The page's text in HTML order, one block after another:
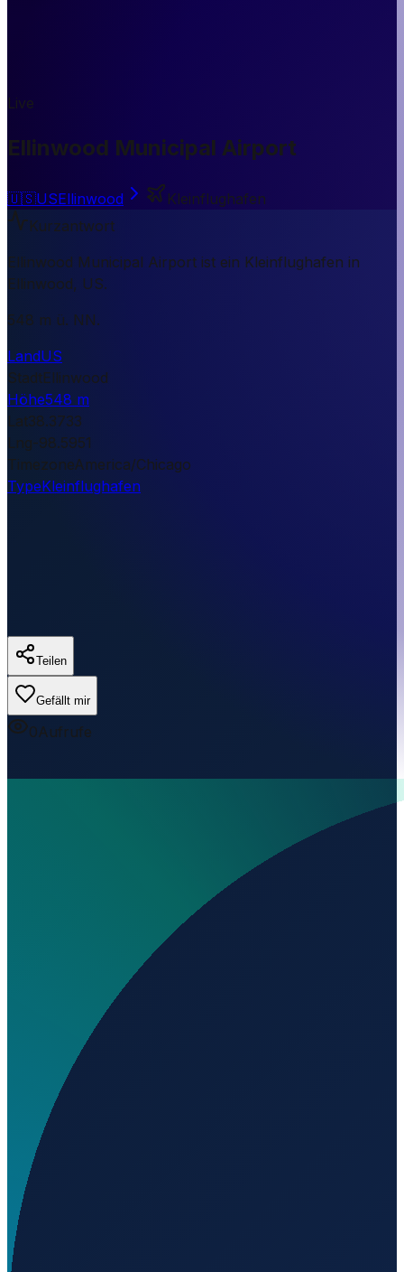
Live
Ellinwood Municipal Airport
🇺🇸USEllinwood
Kleinflughafen
Kurzantwort
Ellinwood Municipal Airport ist ein Kleinflughafen in
Ellinwood, US.
548 m ü. NN.
LandUS
StadtEllinwood
Höhe548 m
Lat38.3733
Lng-98.5951
TimezoneAmerica/Chicago
TypeKleinflughafen
Teilen
Gefällt mir
0Aufrufe
Wo liegt Ellinwood Municipal Airport?
Auf welcher Höhe liegt Ellinwood Municipal Airport?
Wird geladen...
38.37330
Los Angeles